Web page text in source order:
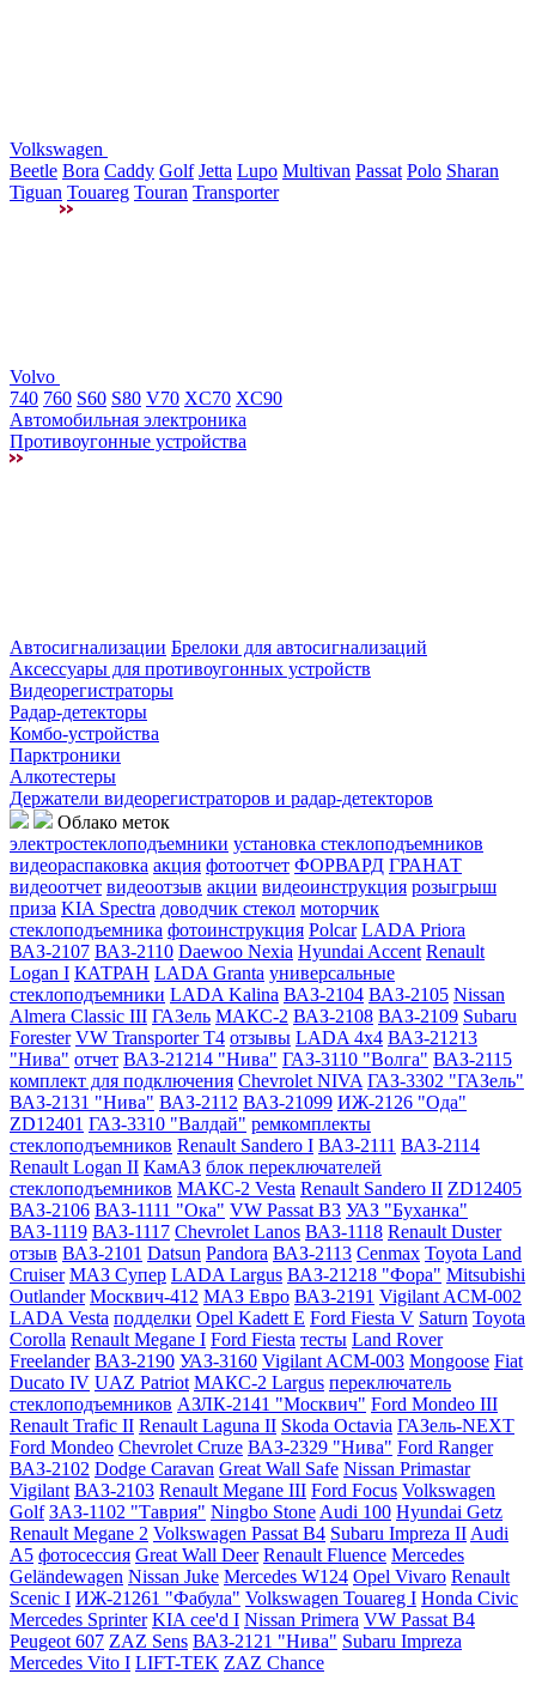
Volkswagen
Beetle Bora Caddy Golf Jetta Lupo Multivan Passat Polo Sharan
Tiguan Touareg Touran Transporter
Volvo
740 760 S60 S80 V70 XC70 XC90
Автомобильная электроника
Противоугонные устройства
Автосигнализации Брелоки для автосигнализаций
Аксессуары для противоугонных устройств
Видеорегистраторы
Радар-детекторы
Комбо-устройства
Парктроники
Алкотестеры
Держатели видеорегистраторов и радар-детекторов
Облако меток
электростеклоподъемники установка стеклоподъемников
видеораспаковка акция фотоотчет ФОРВАРД ГРАНАТ
видеоотчет видеоотзыв акции видеоинструкция розыгрыш
приза KIA Spectra доводчик стекол моторчик
стеклоподъемника фотоинструкция Polcar LADA Priora
ВАЗ-2107 ВАЗ-2110 Daewoo Nexia Hyundai Accent Renault
Logan I КАТРАН LADA Granta универсальные
стеклоподъемники LADA Kalina ВАЗ-2104 ВАЗ-2105 Nissan
Almera Classic III ГАЗель МАКС-2 ВАЗ-2108 ВАЗ-2109 Subaru
Forester VW Transporter T4 отзывы LADA 4x4 ВАЗ-21213
"Нива" отчет ВАЗ-21214 "Нива" ГАЗ-3110 "Волга" ВАЗ-2115
комплект для подключения Chevrolet NIVA ГАЗ-3302 "ГАЗель"
ВАЗ-2131 "Нива" ВАЗ-2112 ВАЗ-21099 ИЖ-2126 "Ода"
ZD12401 ГАЗ-3310 "Валдай" ремкомплекты
стеклоподъемников Renault Sandero I ВАЗ-2111 ВАЗ-2114
Renault Logan II КамАЗ блок переключателей
стеклоподъемников МАКС-2 Vesta Renault Sandero II ZD12405
ВАЗ-2106 ВАЗ-1111 "Ока" VW Passat B3 УАЗ "Буханка"
ВАЗ-1119 ВАЗ-1117 Chevrolet Lanos ВАЗ-1118 Renault Duster
отзыв ВАЗ-2101 Datsun Pandora ВАЗ-2113 Cenmax Toyota Land
Cruiser МАЗ Супер LADA Largus ВАЗ-21218 "Фора" Mitsubishi
Outlander Москвич-412 МАЗ Евро ВАЗ-2191 Vigilant ACM-002
LADA Vesta подделки Opel Kadett E Ford Fiesta V Saturn Toyota
Corolla Renault Megane I Ford Fiesta тесты Land Rover
Freelander ВАЗ-2190 УАЗ-3160 Vigilant ACM-003 Mongoose Fiat
Ducato IV UAZ Patriot МАКС-2 Largus переключатель
стеклоподъемников АЗЛК-2141 "Москвич" Ford Mondeo III
Renault Trafic II Renault Laguna II Skoda Octavia ГАЗель-NEXT
Ford Mondeo Chevrolet Cruze ВАЗ-2329 "Нива" Ford Ranger
ВАЗ-2102 Dodge Caravan Great Wall Safe Nissan Primastar
Vigilant ВАЗ-2103 Renault Megane III Ford Focus Volkswagen
Golf ЗАЗ-1102 "Таврия" Ningbo Stone Audi 100 Hyundai Getz
Renault Megane 2 Volkswagen Passat B4 Subaru Impreza II Audi
A5 фотосессия Great Wall Deer Renault Fluence Mercedes
Geländewagen Nissan Juke Mercedes W124 Opel Vivaro Renault
Scenic I ИЖ-21261 "Фабула" Volkswagen Touareg I Honda Civic
Mercedes Sprinter KIA cee'd I Nissan Primera VW Passat B4
Peugeot 607 ZAZ Sens ВАЗ-2121 "Нива" Subaru Impreza
Mercedes Vito I LIFT-TEK ZAZ Chance